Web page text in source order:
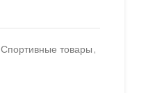
Спортивные товары ,